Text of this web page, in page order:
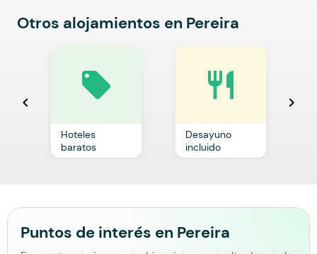
Otros alojamientos en Pereira
chevron_left
local_offer
Hoteles
baratos
restaurant
Desayuno
incluido
chevron_right
Puntos de interés en Pereira